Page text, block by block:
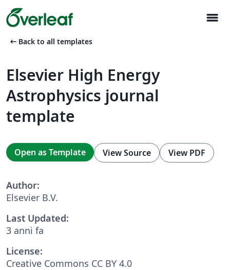
menu
arrow_left_alt Back to all templates
Elsevier High Energy
Astrophysics journal
template
Open as Template View Source View PDF
Author:
Elsevier B.V.
Last Updated:
3 anni fa
License:
Creative Commons CC BY 4.0